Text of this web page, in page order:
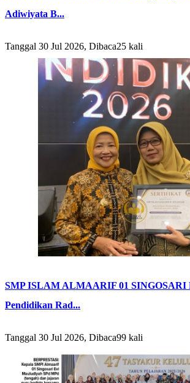
Adiwiyata B...
Tanggal 30 Jul 2026, Dibaca25 kali
SMP ISLAM ALMAARIF 01 SINGOSARI
Pendidikan Rad...
Tanggal 30 Jul 2026, Dibaca99 kali